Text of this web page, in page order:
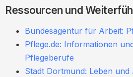
Ressourcen und
Bundesagentur für Arbeit:
Pflege.de: Informationen
Pflegeberufe
Stadt Dortmund: Leben und